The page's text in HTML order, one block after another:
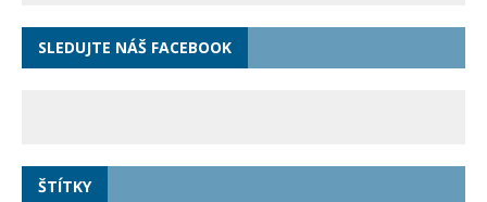
SLEDUJTE NÁŠ FACEBOOK
ŠTÍTKY